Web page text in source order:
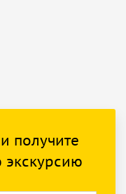
получите
экскурсию